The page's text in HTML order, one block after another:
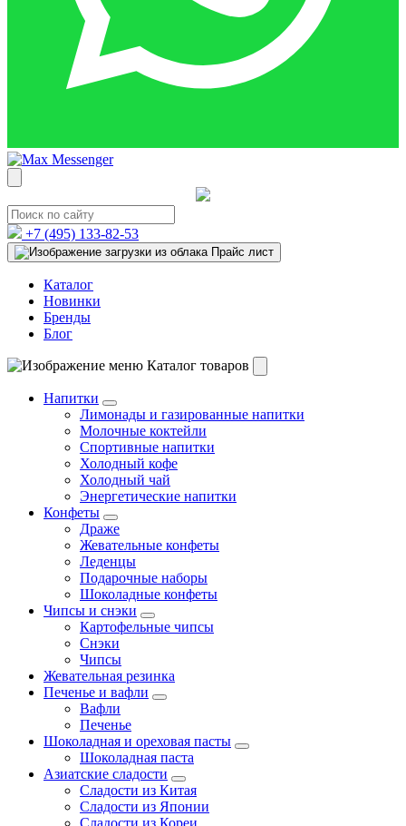
+7 (495) 133-82-53
Прайс лист
Каталог
Новинки
Бренды
Блог
Каталог товаров
Напитки
Лимонады и газированные напитки
Молочные коктейли
Спортивные напитки
Холодный кофе
Холодный чай
Энергетические напитки
Конфеты
Драже
Жевательные конфеты
Леденцы
Подарочные наборы
Шоколадные конфеты
Чипсы и снэки
Картофельные чипсы
Снэки
Чипсы
Жевательная резинка
Печенье и вафли
Вафли
Печенье
Шоколадная и ореховая пасты
Шоколадная паста
Азиатские сладости
Сладости из Китая
Сладости из Японии
Сладости из Кореи